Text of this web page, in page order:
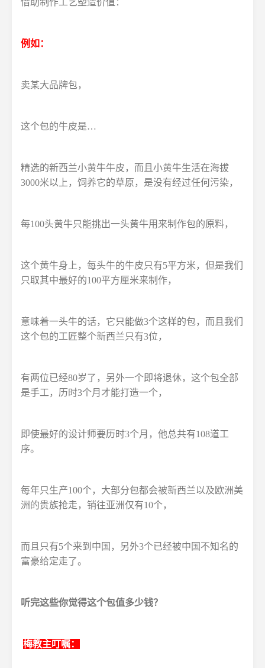
借助制作工艺塑造价值：
例如：
卖某大品牌包，
这个包的牛皮是…
精选的新西兰小黄牛牛皮，而且小黄牛生活在海拔
3000米以上，饲养它的草原，是没有经过任何污染，
每100头黄牛只能挑出一头黄牛用来制作包的原料，
这个黄牛身上，每头牛的牛皮只有5平方米，但是我们
只取其中最好的100平方厘米来制作，
意味着一头牛的话，它只能做3个这样的包，而且我们
这个包的工匠整个新西兰只有3位，
有两位已经80岁了，另外一个即将退休，这个包全部
是手工，历时3个月才能打造一个，
即使最好的设计师要历时3个月，他总共有108道工
序。
每年只生产100个，大部分包都会被新西兰以及欧洲美
洲的贵族抢走，销往亚洲仅有10个，
而且只有5个来到中国，另外3个已经被中国不知名的
富豪给定走了。
听完这些你觉得这个包值多少钱？
梅教主叮嘱：